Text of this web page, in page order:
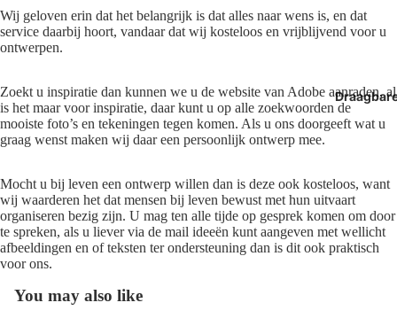
Wij geloven erin dat het belangrijk is dat alles naar wens is, en dat
service daarbij hoort, vandaar dat wij kosteloos en vrijblijvend voor u
ontwerpen.
Zoekt u inspiratie dan kunnen we u de website van Adobe aanraden, al
is het maar voor inspiratie, daar kunt u op alle zoekwoorden de
mooiste foto’s en tekeningen tegen komen. Als u ons doorgeeft wat u
graag wenst maken wij daar een persoonlijk ontwerp mee.
Mocht u bij leven een ontwerp willen dan is deze ook kosteloos, want
wij waarderen het dat mensen bij leven bewust met hun uitvaart
organiseren bezig zijn. U mag ten alle tijde op gesprek komen om door
te spreken, als u liever via de mail ideeën kunt aangeven met wellicht
afbeeldingen en of teksten ter ondersteuning dan is dit ook praktisch
voor ons.
You may also like